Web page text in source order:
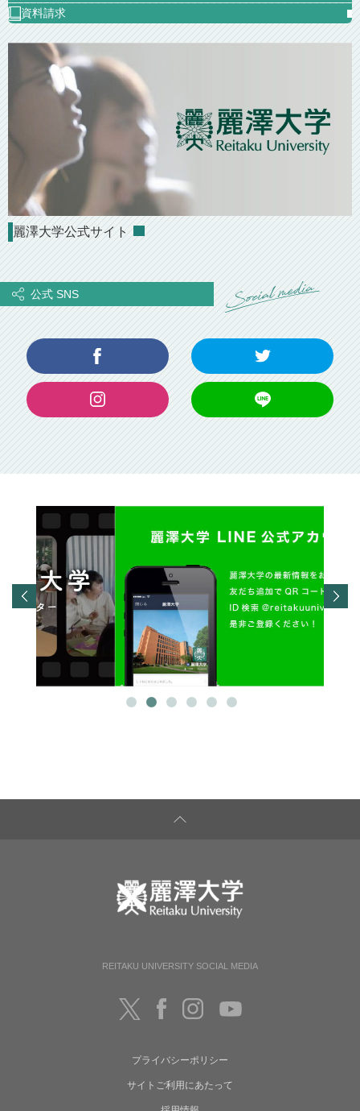
資料請求
麗澤大学公式サイト
公式 SNS
REITAKU UNIVERSITY SOCIAL MEDIA
プライバシーポリシー
サイトご利用にあたって